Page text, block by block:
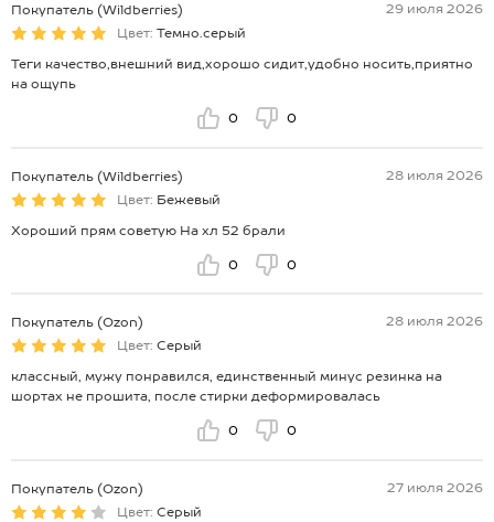
Покупатель (Wildberries)
29 июля 2026
Цвет: Темно.серый
Теги качество,внешний вид,хорошо сидит,удобно носить,приятно
на ощупь
0 0
Покупатель (Wildberries)
28 июля 2026
Цвет: Бежевый
Хороший прям советую На хл 52 брали
0 0
Покупатель (Ozon)
28 июля 2026
Цвет: Серый
классный, мужу понравился, единственный минус резинка на
шортах не прошита, после стирки деформировалась
0 0
Покупатель (Ozon)
27 июля 2026
Цвет: Серый